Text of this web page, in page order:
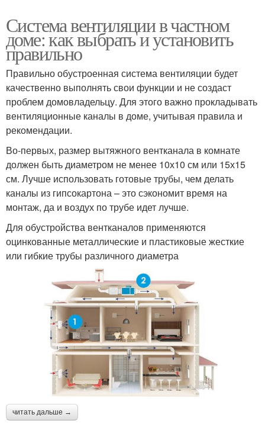
Система вентиляции в частном
доме: как выбрать и установить
правильно
Правильно обустроенная система вентиляции будет
качественно выполнять свои функции и не создаст
проблем домовладельцу. Для этого важно прокладывать
вентиляционные каналы в доме, учитывая правила и
рекомендации.
Во-первых, размер вытяжного вентканала в комнате
должен быть диаметром не менее 10х10 см или 15х15
см. Лучше использовать готовые трубы, чем делать
каналы из гипсокартона – это сэкономит время на
монтаж, да и воздух по трубе идет лучше.
Для обустройства вентканалов применяются
оцинкованные металлические и пластиковые жесткие
или гибкие трубы различного диаметра
читать дальше →